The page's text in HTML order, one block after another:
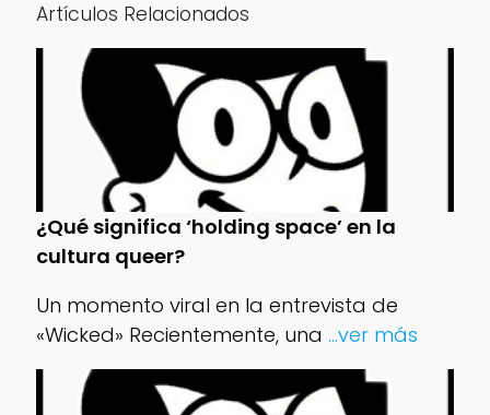
Artículos Relacionados
¿Qué significa ‘holding space’ en la
cultura queer?
Un momento viral en la entrevista de
«Wicked» Recientemente, una ...ver más